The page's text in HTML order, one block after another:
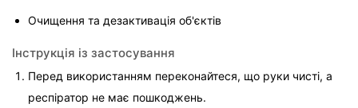
Очищення та дезактивація об'єктів
Інструкція із застосування
Перед використанням переконайтеся, що руки чисті, а
респіратор не має пошкоджень.